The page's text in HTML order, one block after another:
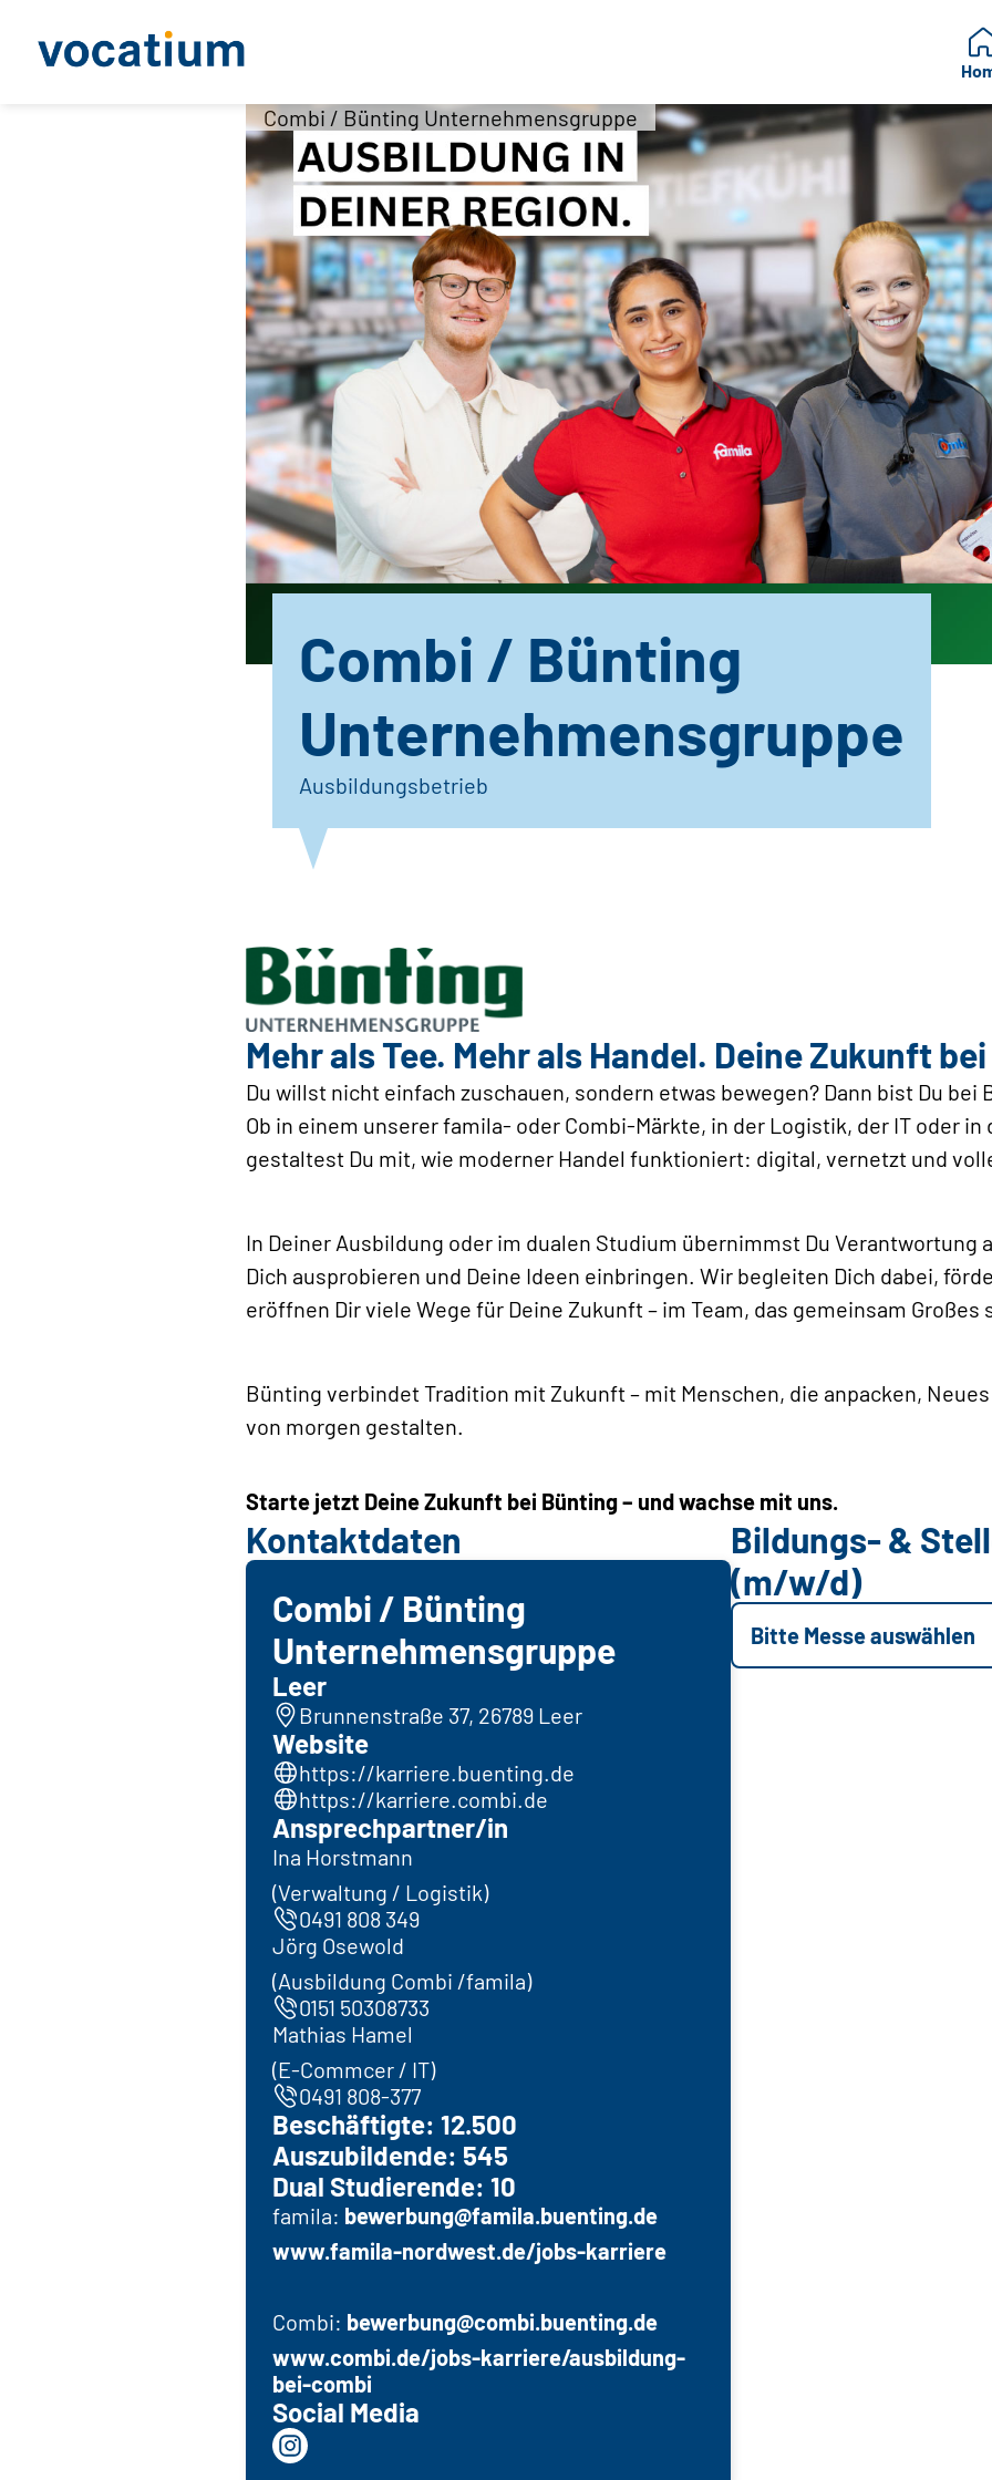
Combi / Bünting Unternehmensgruppe
Combi / Bünting
Unternehmensgruppe
Ausbildungsbetrieb
Mehr als Tee. Mehr als Handel. Deine Zukunft
Du willst nicht einfach zuschauen, sondern etwas bewegen? Dann bist Du bei
Ob in einem unserer famila- oder Combi-Märkte, in der Logistik, der IT oder in
gestaltest Du mit, wie moderner Handel funktioniert: digital, vernetzt und
In Deiner Ausbildung oder im dualen Studium übernimmst Du Verantwortung
Dich ausprobieren und Deine Ideen einbringen. Wir begleiten Dich dabei,
eröffnen Dir viele Wege für Deine Zukunft – im Team, das gemeinsam Großes
Bünting verbindet Tradition mit Zukunft – mit Menschen, die anpacken,
von morgen gestalten.
Starte jetzt Deine Zukunft bei Bünting – und wachse mit uns.
Kontaktdaten
Combi / Bünting
Unternehmensgruppe
Leer
Brunnenstraße 37, 26789 Leer
Website
https://karriere.buenting.de
https://karriere.combi.de
Ansprechpartner/in
Ina Horstmann
(Verwaltung / Logistik)
0491 808 349
Jörg Osewold
(Ausbildung Combi /famila)
0151 50308733
Mathias Hamel
(E-Commcer / IT)
0491 808-377
Beschäftigte: 12.500
Auszubildende: 545
Dual Studierende: 10
famila: bewerbung@famila.buenting.de
www.famila-nordwest.de/jobs-karriere
Combi: bewerbung@combi.buenting.de
www.combi.de/jobs-karriere/ausbildung-
bei-combi
Social Media
Bildungs- &
(m/w/d)
Bitte Messe auswählen